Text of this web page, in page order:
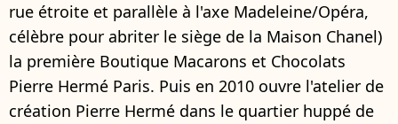
rue étroite et parallèle à l'axe Madeleine/Opéra,
célèbre pour abriter le siège de la Maison Chanel)
la première Boutique Macarons et Chocolats
Pierre Hermé Paris. Puis en 2010 ouvre l'atelier de
création Pierre Hermé dans le quartier huppé de